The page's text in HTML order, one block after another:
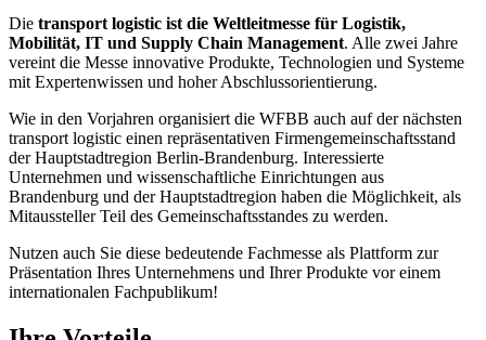
Die transport logistic ist die Weltleitmesse für Logistik,
Mobilität, IT und Supply Chain Management. Alle zwei Jahre
vereint die Messe innovative Produkte, Technologien und Systeme
mit Expertenwissen und hoher Abschlussorientierung.
Wie in den Vorjahren organisiert die WFBB auch auf der nächsten
transport logistic einen repräsentativen Firmengemeinschaftsstand
der Hauptstadtregion Berlin-Brandenburg. Interessierte
Unternehmen und wissenschaftliche Einrichtungen aus
Brandenburg und der Hauptstadtregion haben die Möglichkeit, als
Mitaussteller Teil des Gemeinschaftsstandes zu werden.
Nutzen auch Sie diese bedeutende Fachmesse als Plattform zur
Präsentation Ihres Unternehmens und Ihrer Produkte vor einem
internationalen Fachpublikum!